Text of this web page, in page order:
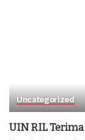
Uncategorized
UIN RIL